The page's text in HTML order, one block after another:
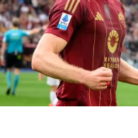
ФУТЗАЛ
ІНШІ
БУКМЕКЕРИ